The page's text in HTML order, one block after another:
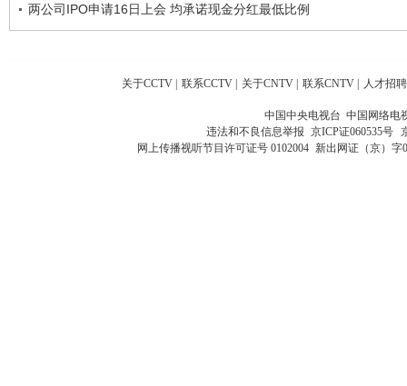
两公司IPO申请16日上会 均承诺现金分红最低比例
关于CCTV | 联系CCTV | 关于CNTV | 联系CNTV | 人才招聘
中国中央电视台 中国网络电
违法和不良信息举报 京ICP证060535号
网上传播视听节目许可证号 0102004 新出网证（京）